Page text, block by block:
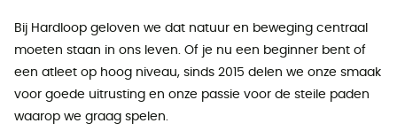
Bij Hardloop geloven we dat natuur en beweging centraal
moeten staan ​​in ons leven. Of je nu een beginner bent of
een atleet op hoog niveau, sinds 2015 delen we onze smaak
voor goede uitrusting en onze passie voor de steile paden
waarop we graag spelen.